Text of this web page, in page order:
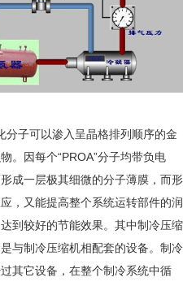
子可以渗入呈晶格排列顺序的金
。因每个“PROA”分子均带负电
成一层极其细微的分子薄膜，而形
，又能提高整个系统运转部件的润
到较好的节能效果。其中制冷压缩
与制冷压缩机相配套的设备。制冷
其它设备，在整个制冷系统中循